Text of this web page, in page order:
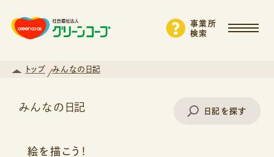
事業所
検索
トップ みんなの日記
みんなの日記 日記を探す
絵を描こう！